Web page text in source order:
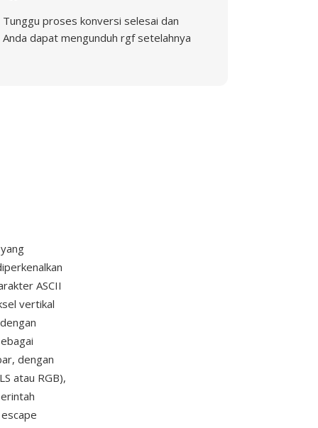
Tunggu proses konversi selesai dan
Anda dapat mengunduh rgf setelahnya
ASCII
vertikal
dengan
atau RGB),